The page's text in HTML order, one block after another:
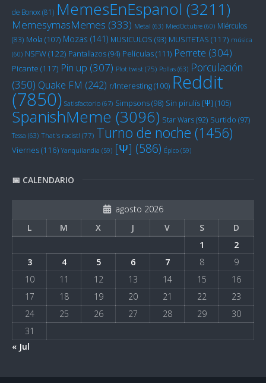
de Bonox(81) MemesEnEspanol (3211)
MemesymasMemes (333) Metal (63) MiedOctubre (60) Miérculos
(83) Mola (107) Mozas (141) MUSICULOS (93) MUSITETAS (117) música
(60) NSFW(122) Pantallazos(94) Películas(111) Perrete (304)
Picante (117) Pin up (307) Plot twist (75) Pollas (63) Porculación
(350) Quake FM (242) r/Interesting(100) Reddit
(7850) Satisfactorio (67) Simpsons(98) Sin pirulís [Ψ] (105)
SpanishMeme (3096) Star Wars(92) Surtido (97)
Tessa (63) That's racist! (77) Turno de noche (1456)
Viernes(116) Yanquilandia (59) [Ψ] (586) Épico (59)
📅 CALENDARIO
agosto 2026
L
M X J V S
D
1
2
3
4 5 6 7 8
9
10
11 12 13 14 15
16
17
18 19 20 21 22
23
24
25 26 27 28 29
30
31
« Jul